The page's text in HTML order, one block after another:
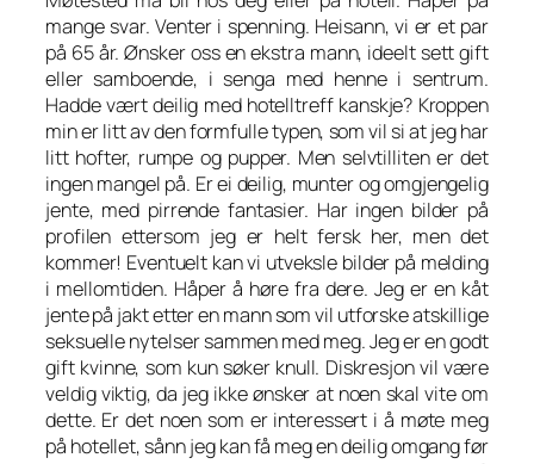
mange svar. Venter i spenning. Heisann, vi er et par
på 65 år. Ønsker oss en ekstra mann, ideelt sett gift
eller samboende, i senga med henne i sentrum.
Hadde vært deilig med hotelltreff kanskje? Kroppen
min er litt av den formfulle typen, som vil si at jeg har
litt hofter, rumpe og pupper. Men selvtilliten er det
ingen mangel på. Er ei deilig, munter og omgjengelig
jente, med pirrende fantasier. Har ingen bilder på
profilen ettersom jeg er helt fersk her, men det
kommer! Eventuelt kan vi utveksle bilder på melding
i mellomtiden. Håper å høre fra dere. Jeg er en kåt
jente på jakt etter en mann som vil utforske atskillige
seksuelle nytelser sammen med meg. Jeg er en godt
gift kvinne, som kun søker knull. Diskresjon vil være
veldig viktig, da jeg ikke ønsker at noen skal vite om
dette. Er det noen som er interessert i å møte meg
på hotellet, sånn jeg kan få meg en deilig omgang før